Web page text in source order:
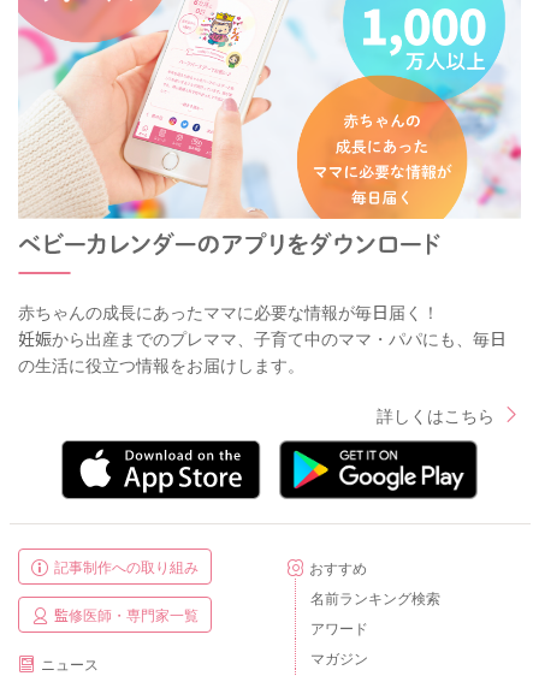
赤ちゃんの成長にあったママに必要な情報が毎日届く！
妊娠から出産までのプレママ、子育て中のママ・パパにも、毎日
の生活に役立つ情報をお届けします。
詳しくはこちら
記事制作への取り組み
監修医師・専門家一覧
ニュース
おすすめ
名前ランキング検索
アワード
マガジン